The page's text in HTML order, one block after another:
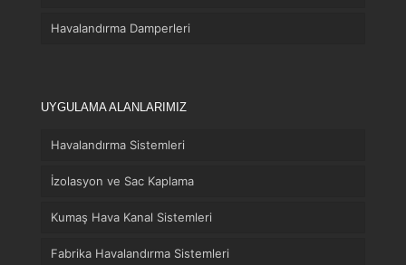
Havalandırma Damperleri
UYGULAMA ALANLARIMIZ
Havalandırma Sistemleri
İzolasyon ve Sac Kaplama
Kumaş Hava Kanal Sistemleri
Fabrika Havalandırma Sistemleri